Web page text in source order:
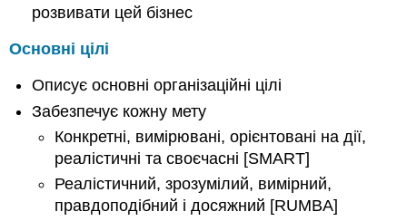
розвивати цей бізнес
Основні цілі
Описує основні організаційні цілі
Забезпечує кожну мету
Конкретні, вимірювані, орієнтовані на дії,
реалістичні та своєчасні [SMART]
Реалістичний, зрозумілий, вимірний,
правдоподібний і досяжний [RUMBA]